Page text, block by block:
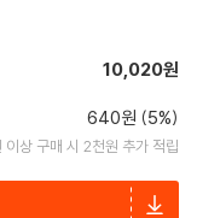
10,020원
640원 (5%)
이상 구매 시 2천원 추가 적립